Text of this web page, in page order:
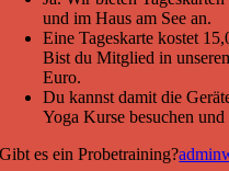
und im Haus am See an.
Eine Tageskarte kostet
Bist du Mitglied in
Euro.
Du kannst damit die
Yoga Kurse besuchen
Gibt es ein Probetraining?